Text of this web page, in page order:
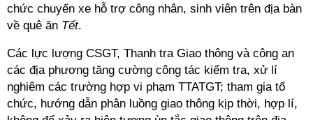
chức chuyến xe hỗ trợ công nhân, sinh viên trên địa bàn
về quê ăn Tết.
Các lực lượng CSGT, Thanh tra Giao thông và công an
các địa phương tăng cường công tác kiểm tra, xử lí
nghiêm các trường hợp vi phạm TTATGT; tham gia tổ
chức, hướng dẫn phân luồng giao thông kịp thời, hợp lí,